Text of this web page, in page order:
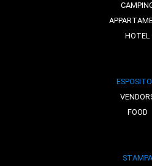
HOTEL
FOOD
STAMPA